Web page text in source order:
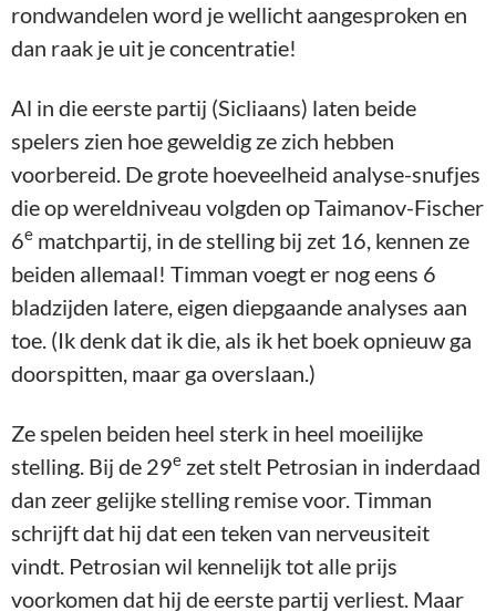
rondwandelen word je wellicht aangesproken en
dan raak je uit je concentratie!
Al in die eerste partij (Sicliaans) laten beide
spelers zien hoe geweldig ze zich hebben
voorbereid. De grote hoeveelheid analyse-snufjes
die op wereldniveau volgden op Taimanov-Fischer
6e matchpartij, in de stelling bij zet 16, kennen ze
beiden allemaal! Timman voegt er nog eens 6
bladzijden latere, eigen diepgaande analyses aan
toe. (Ik denk dat ik die, als ik het boek opnieuw ga
doorspitten, maar ga overslaan.)
Ze spelen beiden heel sterk in heel moeilijke
stelling. Bij de 29e zet stelt Petrosian in inderdaad
dan zeer gelijke stelling remise voor. Timman
schrijft dat hij dat een teken van nerveusiteit
vindt. Petrosian wil kennelijk tot alle prijs
voorkomen dat hij de eerste partij verliest. Maar